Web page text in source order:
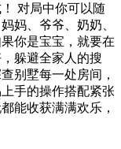
对局中你可以随
妈、爷爷、奶奶、
你是宝宝，就要在
躲避全家人的搜
别墅每一处房间，
手的操作搭配紧张
能收获满满欢乐，